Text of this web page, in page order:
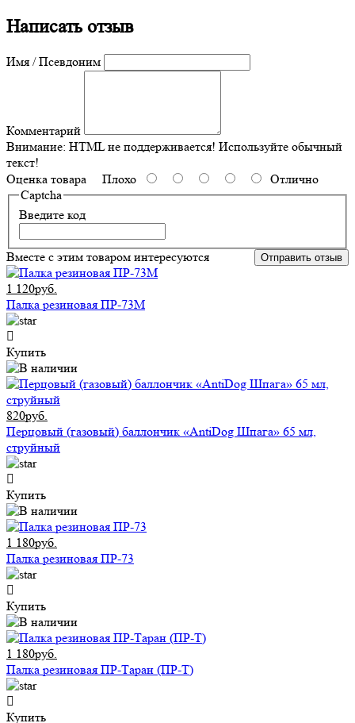
Написать отзыв
Имя / Псевдоним
Комментарий
Внимание: HTML не поддерживается! Используйте обычный
текст!
Оценка товара Плохо
Отлично
Captcha
Введите код
Отправить отзыв
Вместе с этим товаром интересуются
1 120руб.
Палка резиновая ПР-73М
Купить
820руб.
Перцовый (газовый) баллончик «AntiDog Шпага» 65 мл,
струйный
Купить
1 180руб.
Палка резиновая ПР-73
Купить
1 180руб.
Палка резиновая ПР-Таран (ПР-Т)
Купить